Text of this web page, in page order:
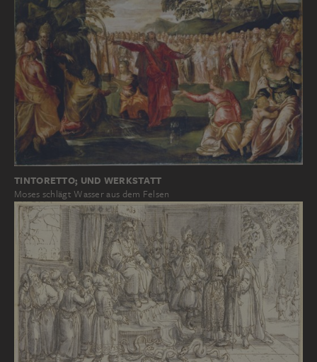
TINTORETTO; UND WERKSTATT
Moses schlägt Wasser aus dem Felsen